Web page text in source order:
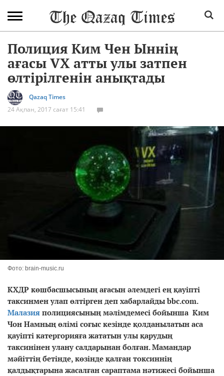
Полиция Ким Чен Ыннің
ағасы VX атты улы затпен
өлтірілгенін анықтады
Qazaq Times
24 Ақпан, 2017 сағат 15:41
Фото: brain-music.ru
КХДР көшбасшысының ағасын әлемдегі ең қауіпті
таксинмен улап өлтірген деп хабарлайды bbc.com.
Малазия полициясының мәлімдемесі бойынша Ким
Чон Намның өлімі соғыс кезінде қолданылатын аса
қауіпті катергорияға жататын улы қарудың
таксинінен улану салдарынан болған. Мамандар
мәйіттің бетінде, көзінде қалған токсиннің
қалдықтарына жасалған сараптама нәтижесі бойынша